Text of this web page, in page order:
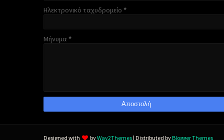
Ηλεκτρονικό ταχυδρομείο *
Μήνυμα *
Designed with byWay2Themes | Distributed by Blogger Themes